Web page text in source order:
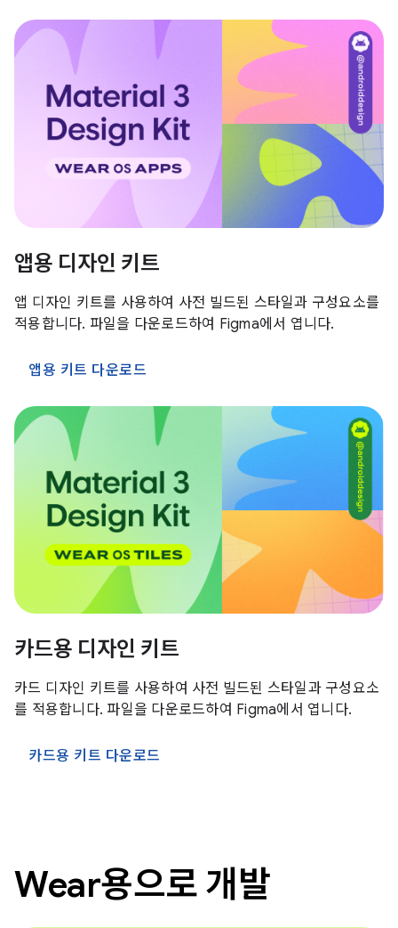
앱용 디자인 키트
앱 디자인 키트를 사용하여 사전 빌드된 스타일과 구성요소를
적용합니다. 파일을 다운로드하여 Figma에서 엽니다.
앱용 키트 다운로드
카드용 디자인 키트
카드 디자인 키트를 사용하여 사전 빌드된 스타일과 구성요소
를 적용합니다. 파일을 다운로드하여 Figma에서 엽니다.
카드용 키트 다운로드
Wear용으로 개발